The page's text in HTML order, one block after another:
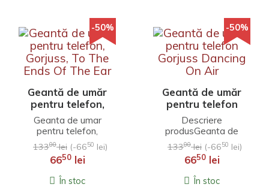
-50%
Geantă de umăr
pentru telefon,
Gorjuss, To The
Ends Of The Ear
Geanta de umar
pentru telefon,
Gorjuss, To The Ends
Of The Ear..
13300lei (-6650 lei)
6650lei
În stoc
-50%
Geantă de umăr
pentru telefon
Gorjuss Dancing
On Air
Descriere
produsGeanta de
umar pentru telefon
Gorjuss Dancing On
Air Dimensiuni
gentuta: 11.5 x 20.5..
13300lei (-6650 lei)
6650lei
În stoc